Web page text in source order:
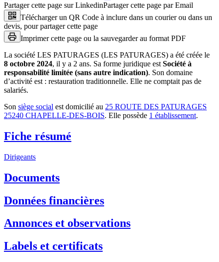
Partager cette page sur LinkedinPartager cette page par Email
Télécharger un QR Code à inclure dans un courier ou dans un
devis, pour partager cette page
Imprimer cette page ou la sauvegarder au format PDF
La société LES PATURAGES (LES PATURAGES) a été créée le
8 octobre 2024, il y a 2 ans. Sa forme juridique est Société à
responsabilité limitée (sans autre indication). Son domaine
d’activité est : restauration traditionnelle. Elle ne comptait pas de
salariés.
Son siège social est domicilié au 25 ROUTE DES PATURAGES
25240 CHAPELLE-DES-BOIS. Elle possède 1 établissement.
Fiche résumé
Dirigeants
Documents
Données financières
Annonces et observations
Labels et certificats